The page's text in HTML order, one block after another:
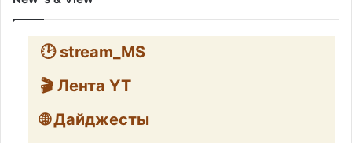
🕑 stream_MS
🎬 Лента YT
🌐 Дайджесты